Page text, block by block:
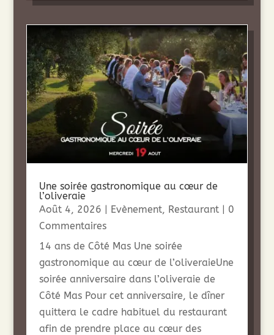
Une soirée gastronomique au cœur de
l’oliveraie
Août 4, 2026 | Evènement, Restaurant| 0
Commentaires
14 ans de Côté Mas Une soirée
gastronomique au cœur de l’oliveraieUne
soirée anniversaire dans l’oliveraie de
Côté Mas Pour cet anniversaire, le dîner
quittera le cadre habituel du restaurant
afin de prendre place au cœur des